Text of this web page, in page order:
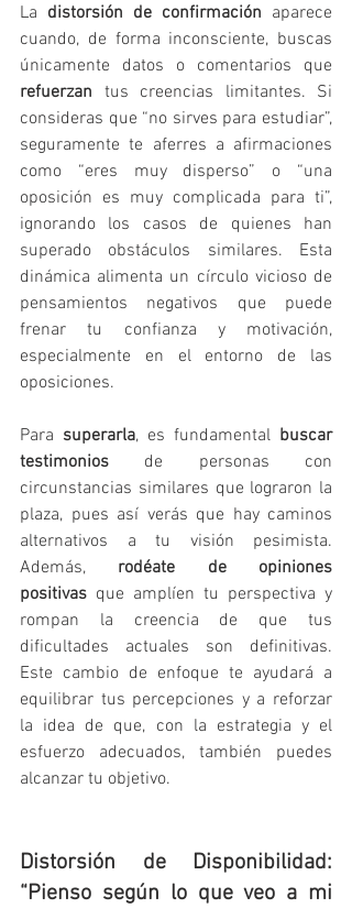
La distorsión de confirmación aparece
cuando, de forma inconsciente, buscas
refuerzan tus creencias limitantes. Si
consideras que “no sirves para estudiar”,
seguramente te aferres a afirmaciones
como “eres muy disperso” o “una
oposición es muy complicada para ti”,
ignorando los casos de quienes han
superado obstáculos similares. Esta
dinámica alimenta un círculo vicioso de
pensamientos negativos que puede
frenar tu confianza y motivación,
especialmente en el entorno de las
oposiciones.
Para superarla, es fundamental buscar
testimonios de personas con
circunstancias similares que lograron la
plaza, pues así verás que hay caminos
alternativos a tu visión pesimista.
Además, rodéate de opiniones
positivas que amplíen tu perspectiva y
rompan la creencia de que tus
dificultades actuales son definitivas.
Este cambio de enfoque te ayudará a
equilibrar tus percepciones y a reforzar
la idea de que, con la estrategia y el
esfuerzo adecuados, también puedes
alcanzar tu objetivo.
Distorsión de Disponibilidad:
“Pienso según lo que veo a mi